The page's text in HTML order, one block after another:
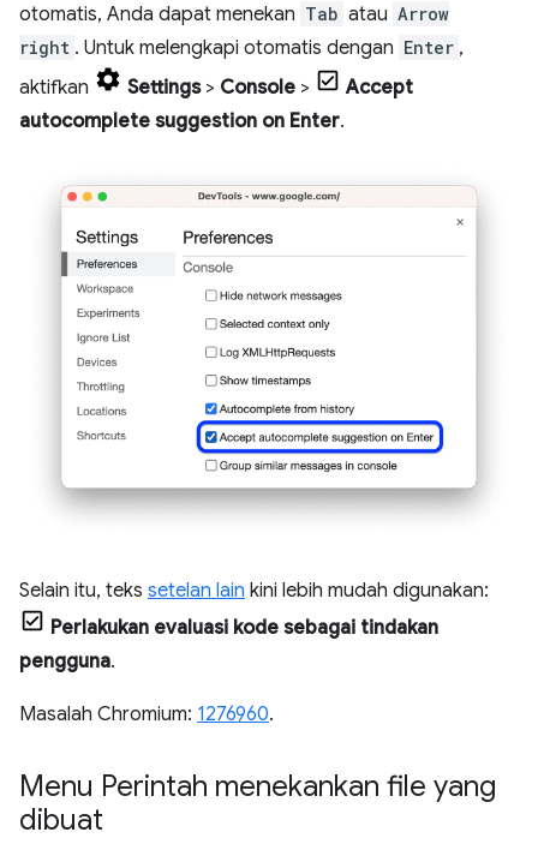
otomatis, Anda dapat menekan Tab atau Arrow
right . Untuk melengkapi otomatis dengan Enter ,
aktifkan
Settings> Console >
Accept
autocomplete suggestion on Enter.
Selain itu, teks setelan lain kini lebih mudah digunakan:
Perlakukan evaluasi kode sebagai tindakan
pengguna.
Masalah Chromium: 1276960.
Menu Perintah menekankan file yang
dibuat